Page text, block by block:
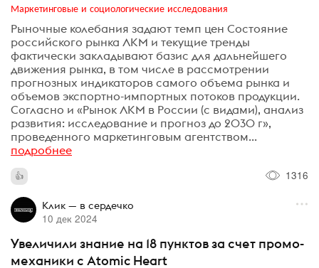
Маркетинговые и социологические исследования
Рыночные колебания задают темп цен Состояние
российского рынка ЛКМ и текущие тренды
фактически закладывают базис для дальнейшего
движения рынка, в том числе в рассмотрении
прогнозных индикаторов самого объема рынка и
объемов экспортно-импортных потоков продукции.
Согласно и «Рынок ЛКМ в России (с видами), анализ
развития: исследование и прогноз до 2030 г»,
проведенного маркетинговым агентством...
подробнее
1316
Клик — в сердечко
10 дек 2024
Увеличили знание на 18 пунктов за счет промо-
механики с Atomic Heart